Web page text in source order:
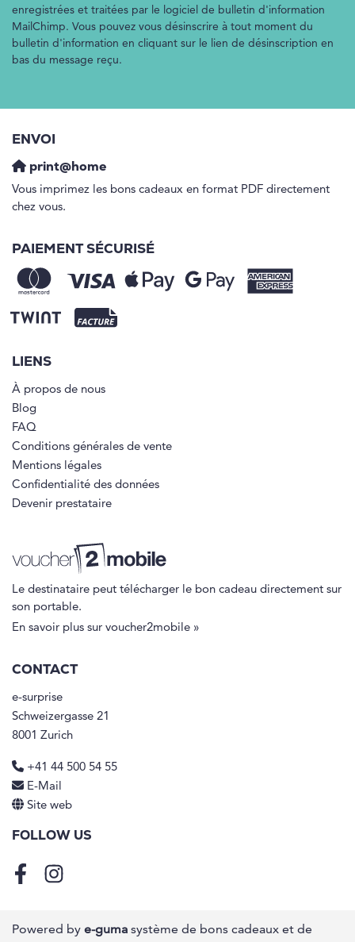
enregistrées et traitées par le logiciel de bulletin d'information
MailChimp. Vous pouvez vous désinscrire à tout moment du
bulletin d'information en cliquant sur le lien de désinscription en
bas du message reçu.
ENVOI
print@home
Vous imprimez les bons cadeaux en format PDF directement
chez vous.
PAIEMENT SÉCURISÉ
LIENS
À propos de nous
Blog
FAQ
Conditions générales de vente
Mentions légales
Confidentialité des données
Devenir prestataire
Le destinataire peut télécharger le bon cadeau directement sur
son portable.
En savoir plus sur voucher2mobile »
CONTACT
e-surprise
Schweizergasse 21
8001 Zurich
+41 44 500 54 55
E-Mail
Site web
FOLLOW US
FacebookInstagram
Powered by e-guma système de bons cadeaux et de